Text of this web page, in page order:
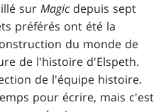
surMagic depuis sept
préférés ont été la
du monde de
de l'histoire d'Elspeth.
de l'équipe histoire.
pour écrire, mais c'est